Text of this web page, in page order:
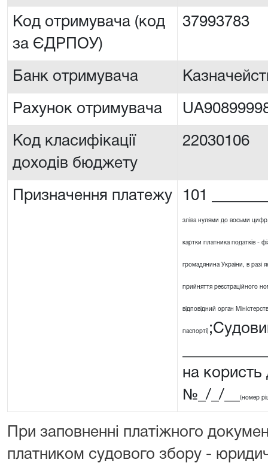
Код отримувача (код
за ЄДРПОУ)
37993783
Банк отримувача
Рахунок отримувача
Код класифікації
доходів бюджету
22030106
Призначення платежу 101
зліва нулями до восьми
картки платника податків -
громадянина України, в разі
прийняття реєстраційного
відповідний орган
паспорті)
на
№_/_/__
(номер
При заповненні платіжного
платником судового збору -